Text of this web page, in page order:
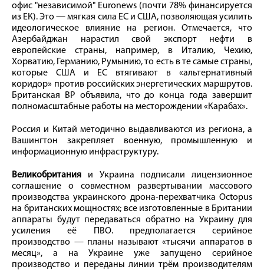
офис "независимой" Euronews (почти 78% финансируется
из ЕК). Это — мягкая сила ЕС и США, позволяющая усилить
идеологическое влияние на регион. Отмечается, что
Азербайджан нарастил свой экспорт нефти в
европейские страны, например, в Италию, Чехию,
Хорватию, Германию, Румынию, то есть в те самые страны,
которые США и ЕС втягивают в «альтернативный
коридор» против российских энергетических маршрутов.
Британская BP объявила, что до конца года завершит
полномасштабные работы на месторождении «Карабах».
Россия и Китай методично выдавливаются из региона, а
Вашингтон закрепляет военную, промышленную и
информационную инфраструктуру.
Великобритания и Украина подписали лицензионное
соглашение о совместном развертывании массового
производства украинского дрона-перехватчика Octopus
на британских мощностях; все изготовленные в Британии
аппараты будут передаваться обратно на Украину для
усиления её ПВО. предполагается серийное
производство — планы называют «тысячи аппаратов в
месяц», а на Украине уже запущено серийное
производство и переданы линии трём производителям